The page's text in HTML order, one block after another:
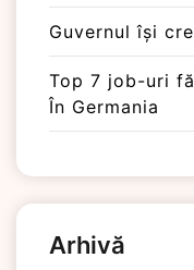
Guvernul își
Top 7 job-uri
În Germania
Arhivă